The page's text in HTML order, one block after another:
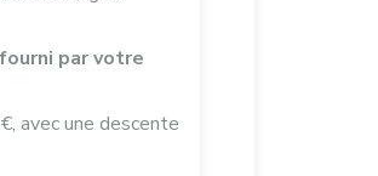
par votre
avec une descente